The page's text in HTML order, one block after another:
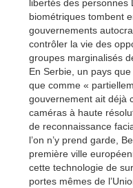
libertés des personnes
biométriques tombent
gouvernements
contrôler la vie des
groupes marginalisés
En Serbie, un pays que
que comme «
gouvernement ait déjà
caméras à haute
de reconnaissance
l’on n’y prend garde,
première ville
cette technologie de
portes mêmes de